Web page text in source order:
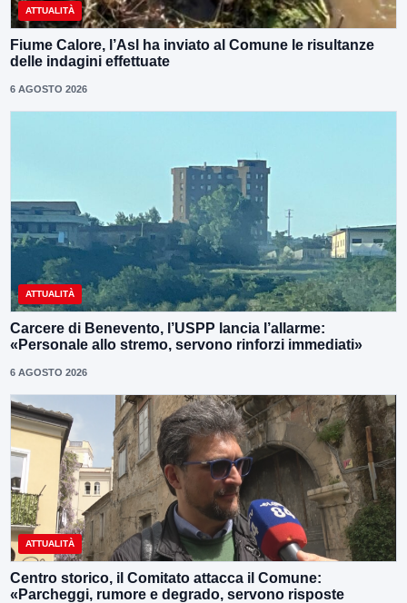
ATTUALITÀ
Fiume Calore, l’Asl ha inviato al Comune le risultanze
delle indagini effettuate
6 AGOSTO 2026
ATTUALITÀ
Carcere di Benevento, l’USPP lancia l’allarme:
«Personale allo stremo, servono rinforzi immediati»
6 AGOSTO 2026
ATTUALITÀ
Centro storico, il Comitato attacca il Comune:
«Parcheggi, rumore e degrado, servono risposte